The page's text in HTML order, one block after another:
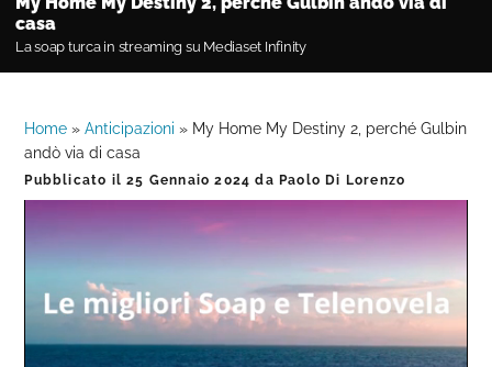
casa
La soap turca in streaming su Mediaset Infinity
Home »Anticipazioni » My Home My Destiny 2, perché Gulbin
andò via di casa
Pubblicato il25 Gennaio 2024 da Paolo Di Lorenzo